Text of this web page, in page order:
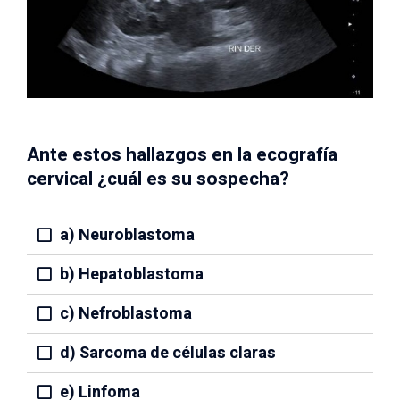
Ante estos hallazgos en la ecografía
cervical ¿cuál es su sospecha?
a) Neuroblastoma
b) Hepatoblastoma
c) Nefroblastoma
d) Sarcoma de células claras
e) Linfoma